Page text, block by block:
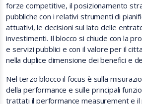
forze competitive, il posizionamento
pubbliche con i relativi strumenti di
attuativi, le decisioni sul lato delle
investimenti. Il blocco si chiude con la
e servizi pubblici e con il valore per il
nella duplice dimensione dei benefici e
Nel terzo blocco il focus è sulla
della performance e sulle principali
trattati il performance measurement e il